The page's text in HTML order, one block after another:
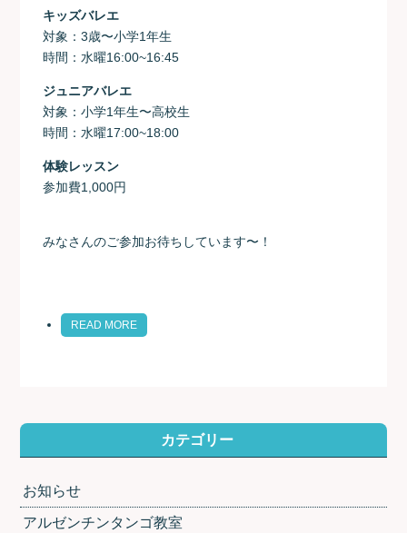
キッズバレエ
対象：3歳〜小学1年生
時間：水曜16:00~16:45
ジュニアバレエ
対象：小学1年生〜高校生
時間：水曜17:00~18:00
体験レッスン
参加費1,000円
みなさんのご参加お待ちしています〜！
READ MORE
カテゴリー
お知らせ
アルゼンチンタンゴ教室